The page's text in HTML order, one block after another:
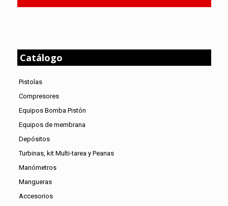
Catálogo
Pistolas
Compresores
Equipos Bomba Pistón
Equipos de membrana
Depósitos
Turbinas, kit Multi-tarea y Peanas
Manómetros
Mangueras
Accesorios